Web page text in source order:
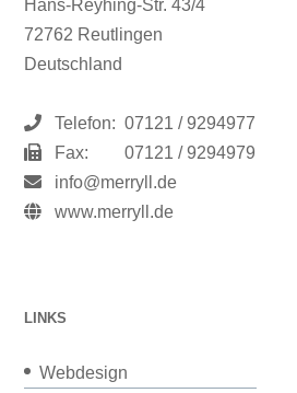
Hans-Reyhing-Str. 43/4
72762 Reutlingen
Deutschland
Telefon: 07121 / 9294977
Fax:
07121 / 9294979
info@merryll.de
www.merryll.de
LINKS
Webdesign